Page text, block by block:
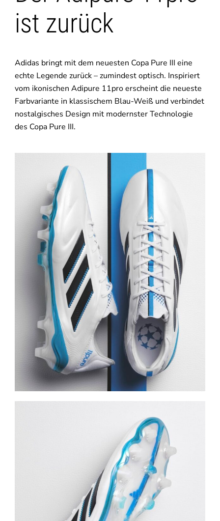
ist zurück
Adidas bringt mit dem neuesten Copa Pure III eine
echte Legende zurück – zumindest optisch. Inspiriert
vom ikonischen Adipure 11pro erscheint die neueste
Farbvariante in klassischem Blau-Weiß und verbindet
nostalgisches Design mit modernster Technologie
des Copa Pure III.